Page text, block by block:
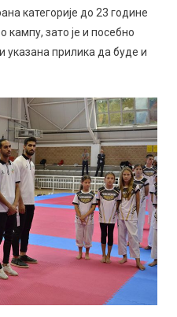
категорије до 23 године
кампу, зато је и посебно
прилика да буде и